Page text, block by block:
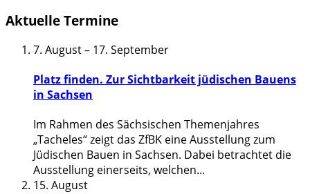
Aktuelle Termine
7. August– 17. September
Platz finden. Zur Sichtbarkeit jüdischen Bauens
in Sachsen
Im Rahmen des Sächsischen Themenjahres
„Tacheles“ zeigt das ZfBK eine Ausstellung zum
Jüdischen Bauen in Sachsen. Dabei betrachtet die
Ausstellung einerseits, welchen...
15. August